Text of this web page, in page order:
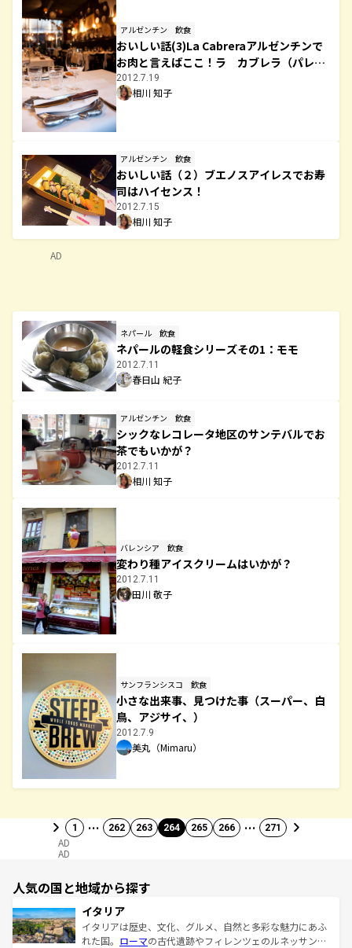
アルゼンチン 飲食
おいしい話(3)La Cabreraアルゼンチンで
お肉と言えばここ！ラ カブレラ（パレル
モ ソーホー）
2012.7.19
相川 知子
アルゼンチン 飲食
おいしい話（２）ブエノスアイレスでお寿
司はハイセンス！
2012.7.15
相川 知子
AD
ネパール 飲食
ネパールの軽食シリーズその1：モモ
2012.7.11
春日山 紀子
アルゼンチン 飲食
シックなレコレータ地区のサンテバルでお
茶でもいかが？
2012.7.11
相川 知子
バレンシア 飲食
変わり種アイスクリームはいかが？
2012.7.11
田川 敬子
サンフランシスコ 飲食
小さな出来事、見つけた事（スーパー、白
鳥、アジサイ、）
2012.7.9
美丸（Mimaru）
1 … 262 263 264 265 266 … 271
AD
AD
人気の国と地域から探す
イタリア
イタリアは歴史、文化、グルメ、自然と多彩な魅力にあふ
れた国。 ローマの古代遺跡やフィレンツェのルネッサンス